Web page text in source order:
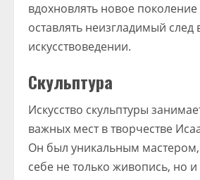
вдохновлять новое
оставлять неизгладимый
искусствоведении.
Скульптура
Искусство скульптуры
важных мест в творчестве
Он был уникальным
себе не только живопись, но и